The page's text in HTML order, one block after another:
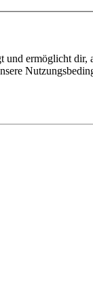
und ermöglicht dir,